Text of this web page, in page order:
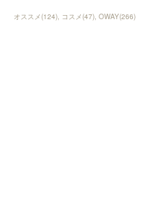
オススメ(124) コスメ(47) OWAY(266)